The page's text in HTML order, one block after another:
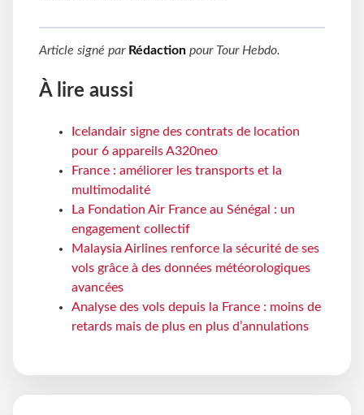
Article signé par Rédaction pour Tour Hebdo.
À lire aussi
Icelandair signe des contrats de location
pour 6 appareils A320neo
France : améliorer les transports et la
multimodalité
La Fondation Air France au Sénégal : un
engagement collectif
Malaysia Airlines renforce la sécurité de ses
vols grâce à des données météorologiques
avancées
Analyse des vols depuis la France : moins de
retards mais de plus en plus d’annulations